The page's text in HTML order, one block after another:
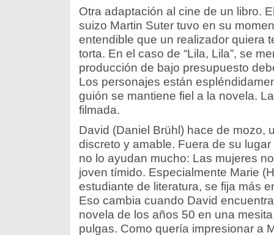
Otra adaptación al cine de un libro.
suizo Martin Suter tuvo en su
entendible que un realizador quiera
torta. En el caso de “Lila, Lila”, se
producción de bajo presupuesto
Los personajes están
guión se mantiene fiel a la novela.
filmada.
David (Daniel Brühl) hace de mozo,
discreto y amable. Fuera de su
no lo ayudan mucho: Las mujeres
joven tímido. Especialmente Marie
estudiante de literatura, se fija más
Eso cambia cuando David
novela de los años 50 en una
pulgas. Como quería impresionar a